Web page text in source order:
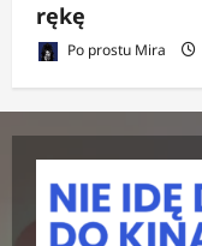
rękę
Po prostu Mira